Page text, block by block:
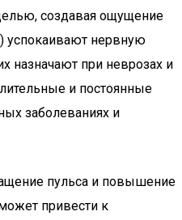
создавая ощущение
успокаивают нервную
назначают при неврозах и
и постоянные
заболеваниях и
пульса и повышение
привести к